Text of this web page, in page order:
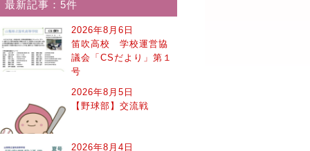
最新記事：5件
2026年8月6日
笛吹高校 学校運営協
議会「CSだより」第１
号
2026年8月5日
【野球部】交流戦
2026年8月4日